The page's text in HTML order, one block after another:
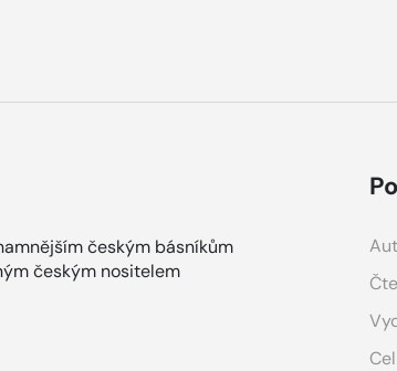
českým básníkům
českým nositelem